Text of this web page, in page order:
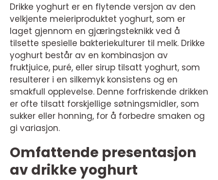
Drikke yoghurt er en flytende versjon av den
velkjente meieriproduktet yoghurt, som er
laget gjennom en gjæringsteknikk ved å
tilsette spesielle bakteriekulturer til melk. Drikke
yoghurt består av en kombinasjon av
fruktjuice, puré, eller sirup tilsatt yoghurt, som
resulterer i en silkemyk konsistens og en
smakfull opplevelse. Denne forfriskende drikken
er ofte tilsatt forskjellige søtningsmidler, som
sukker eller honning, for å forbedre smaken og
gi variasjon.
Omfattende presentasjon
av drikke yoghurt